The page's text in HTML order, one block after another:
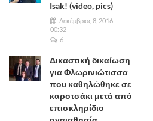
Isak! (video, pics)
Δεκέμβριος 8, 2016
00:32
6
Δικαστική δικαίωση
για Φλωρινιώτισσα
που καθηλώθηκε σε
καροτσάκι μετά από
επισκληρίδιο